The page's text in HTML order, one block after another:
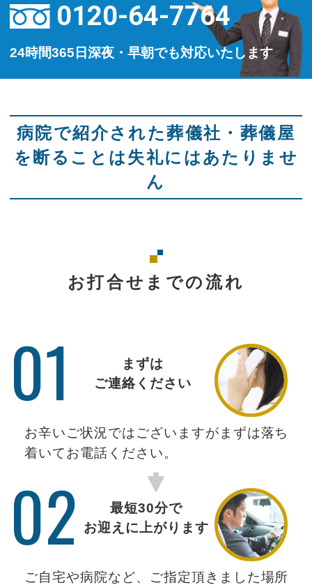
0120-64-7764
24時間365日深夜・早朝でも対応いたします
病院で紹介された葬儀社・葬儀屋
を断ることは失礼にはあたりませ
ん
お打合せまでの流れ
01
まずは
ご連絡ください
お辛いご状況ではございますがまずは落ち
着いてお電話ください。
02
最短30分で
お迎えに上がります
ご自宅や病院など、ご指定頂きました場所